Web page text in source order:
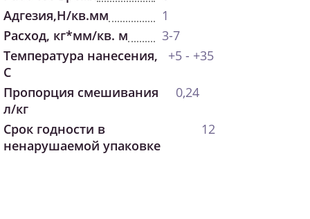
Адгезия,Н/кв.мм
1
Расход, кг*мм/кв. м
3-7
Температура нанесения,
С
+5 - +35
Пропорция смешивания
л/кг
0,24
Срок годности в
ненарушаемой упаковке
12